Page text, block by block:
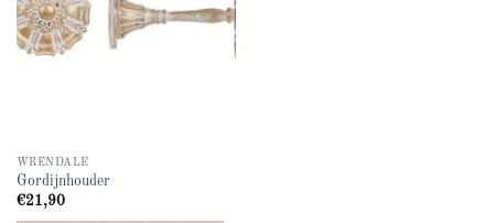
WRENDALE
Gordijnhouder
€21,90